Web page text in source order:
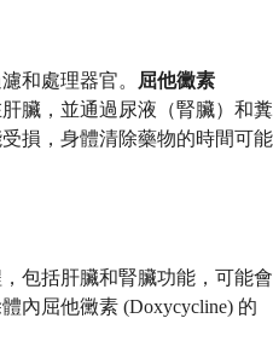
和處理器官。
屈他黴素
臟，並通過尿液（腎臟）和糞
損，身體清除藥物的時間可能
包括肝臟和腎臟功能，可能會
內屈他黴素 (Doxycycline) 的